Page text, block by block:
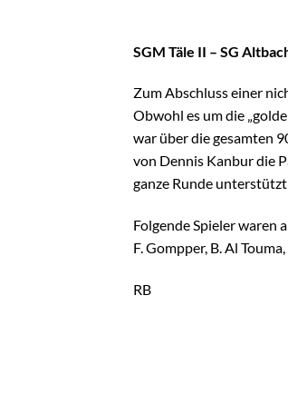
SGM Täle II – SG
Zum Abschluss einer
Obwohl es um die
war über die gesamten
von Dennis Kanbur die
ganze Runde
Folgende Spieler waren
F. Gompper, B. Al
RB